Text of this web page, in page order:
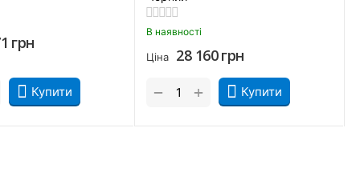
грн
Купити
В наявності
Ціна 28 160грн
Купити
+
−